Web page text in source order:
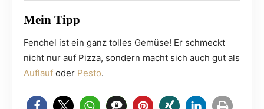
Mein Tipp
Fenchel ist ein ganz tolles Gemüse! Er schmeckt
nicht nur auf Pizza, sondern macht sich auch gut als
Auflauf oder Pesto.